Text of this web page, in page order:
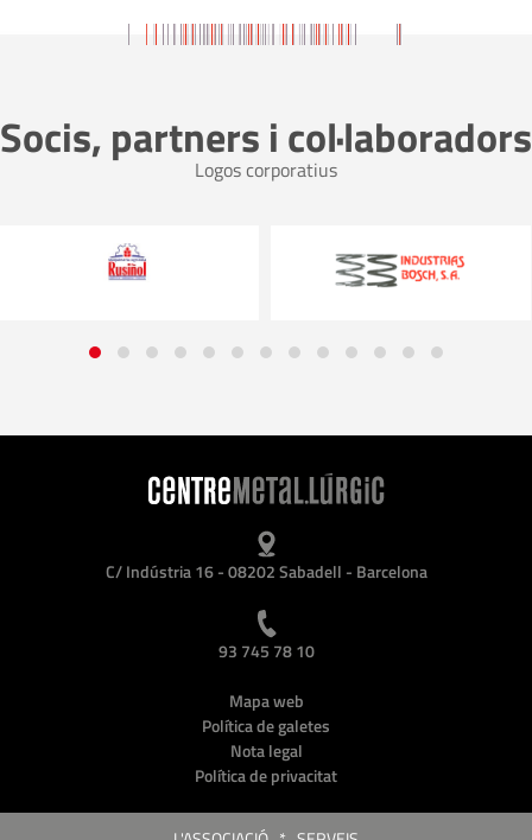
Socis, partners i col·laboradors
Logos corporatius
C/ Indústria 16 - 08202 Sabadell - Barcelona
93 745 78 10
Mapa web
Política de galetes
Nota legal
Política de privacitat